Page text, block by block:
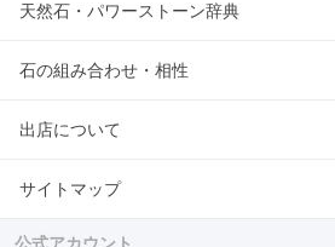
天然石・パワーストーン辞典
石の組み合わせ・相性
出店について
サイトマップ